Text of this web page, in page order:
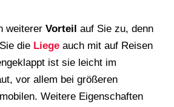
weiterer Vorteil auf Sie zu, denn
die Liege auch mit auf Reisen
ist sie leicht im
vor allem bei größeren
Weitere Eigenschaften